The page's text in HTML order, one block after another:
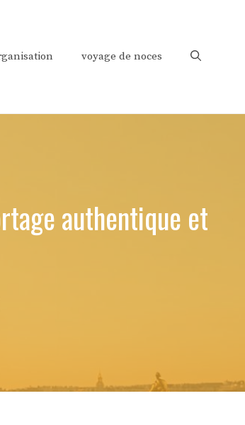
voyage de noces
authentique et